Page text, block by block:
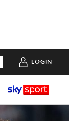
LOGIN